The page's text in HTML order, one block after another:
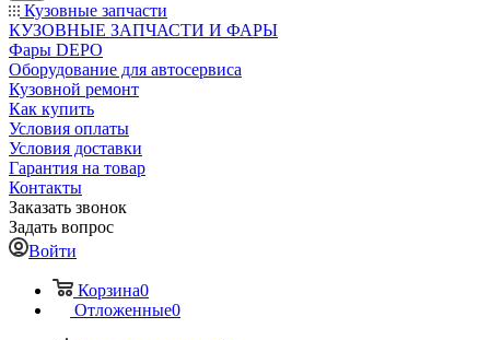
Кузовные запчасти
КУЗОВНЫЕ ЗАПЧАСТИ И ФАРЫ
Фары DEPO
Оборудование для автосервиса
Кузовной ремонт
Как купить
Условия оплаты
Условия доставки
Гарантия на товар
Контакты
Заказать звонок
Задать вопрос
Войти
Корзина0
Отложенные0